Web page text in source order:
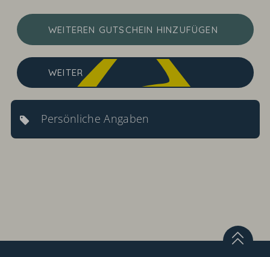
WEITEREN GUTSCHEIN HINZUFÜGEN
WEITER
Persönliche Angaben